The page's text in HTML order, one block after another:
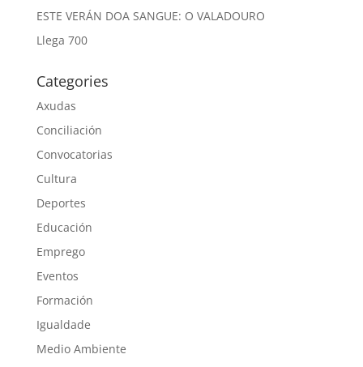
ESTE VERÁN DOA SANGUE: O VALADOURO
Llega 700
Categories
Axudas
Conciliación
Convocatorias
Cultura
Deportes
Educación
Emprego
Eventos
Formación
Igualdade
Medio Ambiente